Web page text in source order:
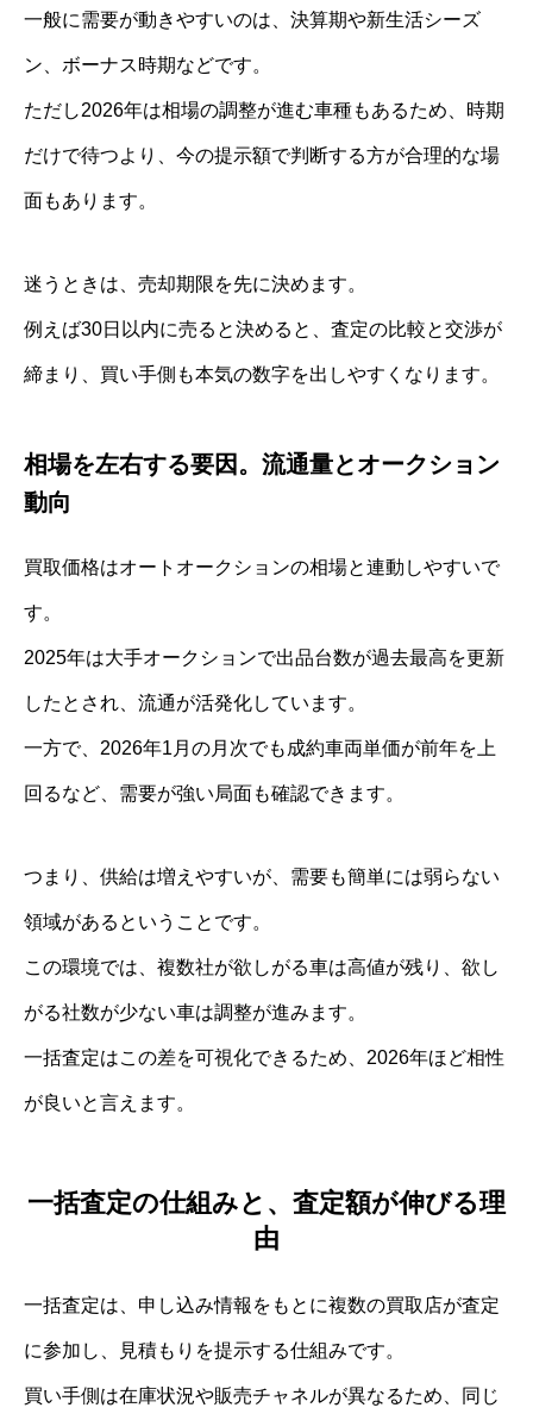
一般に需要が動きやすいのは、決算期や新生活シーズ
ン、ボーナス時期などです。
ただし2026年は相場の調整が進む車種もあるため、時期
だけで待つより、今の提示額で判断する方が合理的な場
面もあります。
迷うときは、売却期限を先に決めます。
例えば30日以内に売ると決めると、査定の比較と交渉が
締まり、買い手側も本気の数字を出しやすくなります。
相場を左右する要因。流通量とオークション
動向
買取価格はオートオークションの相場と連動しやすいで
す。
2025年は大手オークションで出品台数が過去最高を更新
したとされ、流通が活発化しています。
一方で、2026年1月の月次でも成約車両単価が前年を上
回るなど、需要が強い局面も確認できます。
つまり、供給は増えやすいが、需要も簡単には弱らない
領域があるということです。
この環境では、複数社が欲しがる車は高値が残り、欲し
がる社数が少ない車は調整が進みます。
一括査定はこの差を可視化できるため、2026年ほど相性
が良いと言えます。
一括査定の仕組みと、査定額が伸びる理
由
一括査定は、申し込み情報をもとに複数の買取店が査定
に参加し、見積もりを提示する仕組みです。
買い手側は在庫状況や販売チャネルが異なるため、同じ